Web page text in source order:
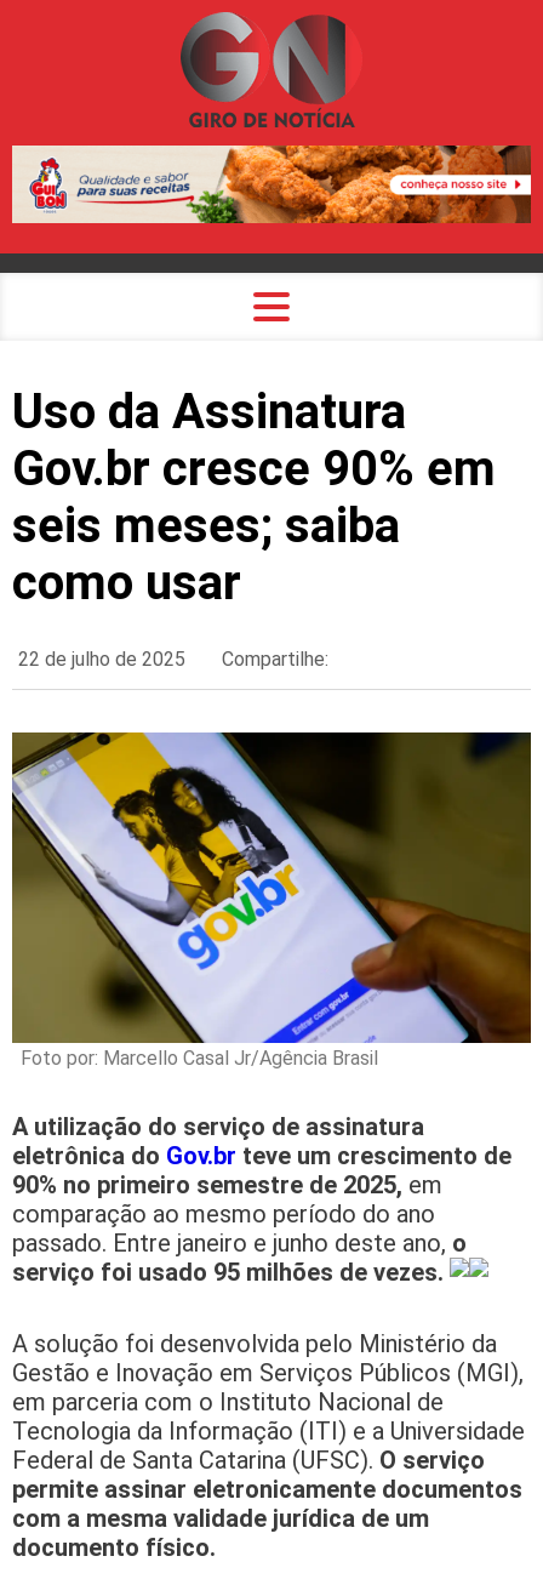
Uso da Assinatura
Gov.br cresce 90% em
seis meses; saiba
como usar
22 de julho de 2025 Compartilhe:
Foto por: Marcello Casal Jr/Agência Brasil
A utilização do serviço de assinatura
eletrônica do Gov.br teve um crescimento de
90% no primeiro semestre de 2025, em
comparação ao mesmo período do ano
passado. Entre janeiro e junho deste ano, o
serviço foi usado 95 milhões de vezes.
A solução foi desenvolvida pelo Ministério da
Gestão e Inovação em Serviços Públicos (MGI),
em parceria com o Instituto Nacional de
Tecnologia da Informação (ITI) e a Universidade
Federal de Santa Catarina (UFSC). O serviço
permite assinar eletronicamente documentos
com a mesma validade jurídica de um
documento físico.